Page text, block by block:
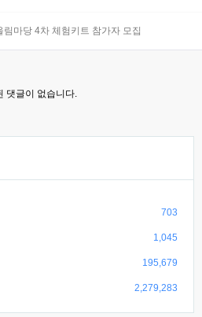
마당 4차 체험키트 참가자 모집
댓글이 없습니다.
703
1,045
195,679
2,279,283